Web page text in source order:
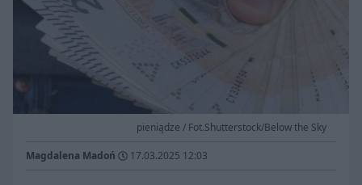
pieniądze / Fot.Shutterstock/Below the Sky
Magdalena Madoń 17.03.2025 12:03